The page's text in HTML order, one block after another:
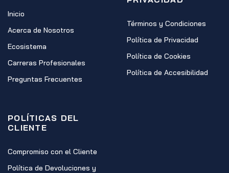
Inicio
Acerca de Nosotros
Ecosistema
Carreras Profesionales
Preguntas Frecuentes
Términos y Condiciones
Política de Privacidad
Política de Cookies
Política de Accesibilidad
POLÍTICAS DEL
CLIENTE
Compromiso con el Cliente
Política de Devoluciones y